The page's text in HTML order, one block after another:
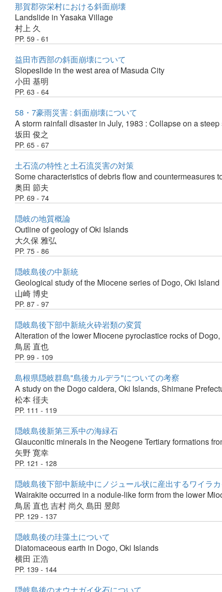
那賀郡弥栄村における斜面崩壊
Landslide in Yasaka Village
村上 久
PP. 59 - 61
益田市西部の斜面崩壊について
Slopeslide in the west area of Masuda City
小田 基明
PP. 63 - 64
58・7豪雨災害 : 斜面崩壊について
A storm rainfall disaster in July, 1983 : Collapse on a
坂田 俊之
PP. 65 - 67
土石流の特性と土石流災害の対策
Some characteristics of debris flow and countermeasures
奥田 節夫
PP. 69 - 74
隠岐の地質概論
Outline of geology of Oki Islands
大久保 雅弘
PP. 75 - 86
隠岐島後の中新統
Geological study of the Miocene series of Dogo, Oki Island
山崎 博史
PP. 87 - 97
隠岐島後下部中新統火砕岩類の変質
Alteration of the lower Miocene pyroclastice rocks of
鳥居 直也
PP. 99 - 109
島根県隠岐群島"島後カルデラ"についての考察
A study on the Dogo caldera, Oki Islands, Shimane
松本 徰夫
PP. 111 - 119
隠岐島後新第三系中の海緑石
Glauconitic minerals in the Neogene Tertiary formations
矢野 寛幸
PP. 121 - 128
隠岐島後下部中新統中にノジュール状に産出するワイラ
Wairakite occurred in a nodule-like form from the lower
鳥居 直也吉村 尚久 島田 昱郎
PP. 129 - 137
隠岐島後の珪藻土について
Diatomaceous earth in Dogo, Oki Islands
横田 正浩
PP. 139 - 144